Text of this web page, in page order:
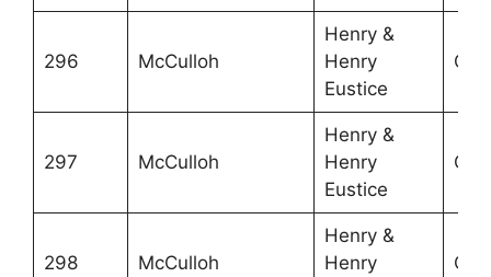
296 McCulloh
Henry &
Henry
Eustice
297 McCulloh
Henry &
Henry
Eustice
298 McCulloh
Henry &
Henry